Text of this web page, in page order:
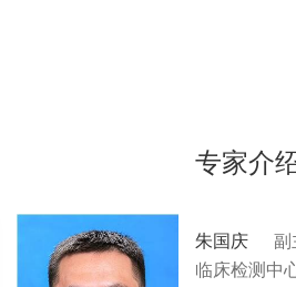
专家介
朱国庆
副
临床检测中